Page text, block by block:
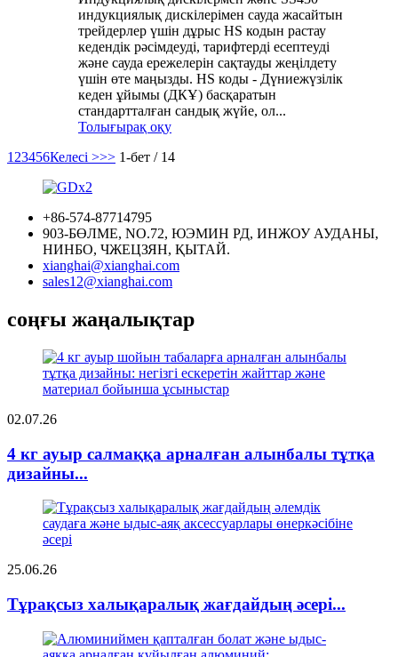
индукциялық дискілерімен сауда жасайтын
трейдерлер үшін дұрыс HS кодын растау
кедендік рәсімдеуді, тарифтерді есептеуді
және сауда ережелерін сақтауды жеңілдету
үшін өте маңызды. HS коды - Дүниежүзілік
кеден ұйымы (ДКҰ) басқаратын
стандартталған сандық жүйе, ол...
Толығырақ оқу
1 23456Келесі >>> 1-бет / 14
+86-574-87714795
903-БӨЛМЕ, NO.72, ЮЭМИН РД, ИНЖОУ АУДАНЫ,
НИНБО, ЧЖЕЦЗЯН, ҚЫТАЙ.
xianghai@xianghai.com
sales12@xianghai.com
соңғы жаңалықтар
02.07.26
4 кг ауыр салмаққа арналған алынбалы тұтқа
дизайны...
25.06.26
Тұрақсыз халықаралық жағдайдың әсері...